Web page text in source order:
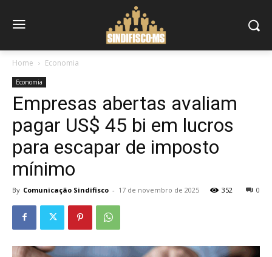
Home Economia
Economia
Empresas abertas avaliam
pagar US$ 45 bi em lucros
para escapar de imposto
mínimo
By Comunicação Sindifisco - 17 de novembro de 2025 0
352